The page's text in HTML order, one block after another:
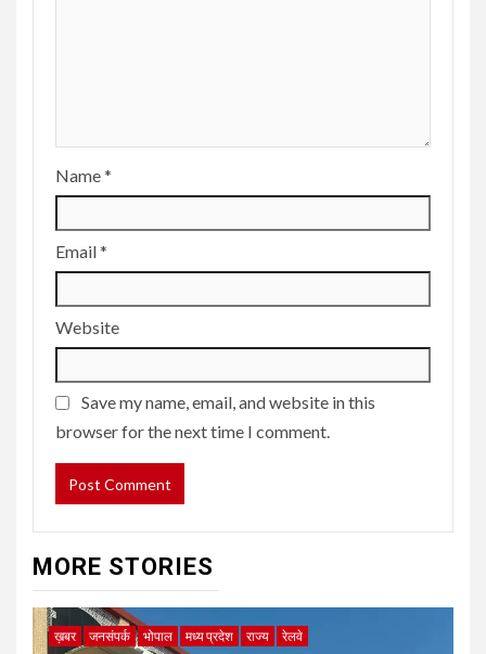
Name*
Email*
Website
Save my name, email, and website in this
browser for the next time I comment.
MORE STORIES
ख़बर जनसंपर्क भोपाल मध्य प्रदेश राज्य रेलवे